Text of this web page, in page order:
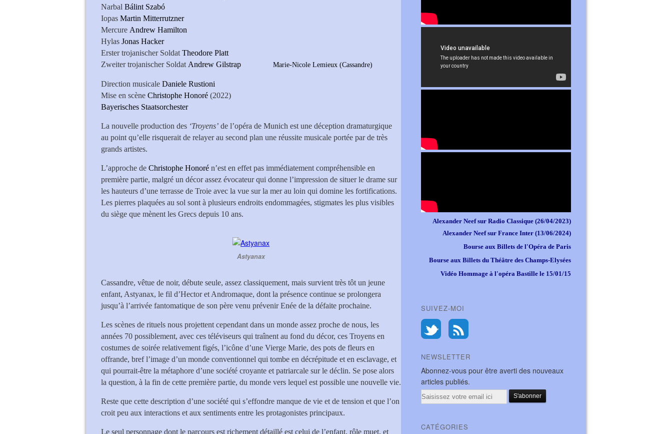
Narbal Bálint Szabó
Iopas Martin Mitterrutzner
Mercure Andrew Hamilton
Hylas Jonas Hacker
Erster trojanischer Soldat Theodore Platt
Zweiter trojanischer Soldat Andrew Gilstrap Marie-Nicole Lemieux (Cassandre)
Direction musicale Daniele Rustioni
Mise en scène Christophe Honoré (2022)
Bayerisches Staatsorchester
La nouvelle production des ‘Troyens’ de l’opéra de Munich est une déception dramaturgique
au point qu’elle risquerait de relayer au second plan une réussite musicale portée par de très
grands artistes.
L’approche de Christophe Honoré n’est en effet pas immédiatement compréhensible en
première partie, malgré un décor assez évocateur qui donne l’impression de situer le drame sur
les hauteurs d’une terrasse de Troie avec la vue sur la mer au loin qui domine les fortifications.
Les pierres plaquées au sol sont à plusieurs endroits endommagées, stigmates les plus visibles
du siège que mènent les Grecs depuis 10 ans.
Astyanax
Cassandre, vêtue de noir, débute seule, assez classiquement, mais survient très tôt un jeune
enfant, Astyanax, le fil d’Hector et Andromaque, dont la présence continue se prolongera
jusqu’à l’arrivée fantomatique de son père venu prévenir Enée de la défaite prochaine.
Les scènes de rituels nous projettent cependant dans un monde assez proche de nous, les
années 70 possiblement, avec ces téléviseurs qui traînent au fond du décor, ces Troyens en
costumes de soirée relativement figés, l’icône d’une Vierge Marie, des pots de fleurs en
offrande, bref l’image d’un monde conventionnel qui tombe en décrépitude et en esclavage, et
qui pourrait-être la métaphore d’une société croyante et patriarcale sur le déclin. Se pose alors
la question, à la fin de cette première partie, du monde vers lequel est possible une nouvelle vie.
Reste que cette description d’une société qui s’effondre manque de vie et de tension et que l’on
croit peu aux interactions et aux sentiments entre les protagonistes principaux.
Le seul personnage dont le parcours est richement détaillé est celui de l’enfant, rôle muet, et
Alexander Neef sur Radio Classique (26/04/2023)
Alexander Neef sur France Inter (13/06/2024)
Bourse aux Billets de l'Opéra de Paris
Bourse aux Billets du Théâtre des Champs-Elysées
Vidéo Hommage à l'opéra Bastille le 15/01/15
SUIVEZ-MOI
NEWSLETTER
Abonnez-vous pour être averti des nouveaux
articles publiés.
Email
CATÉGORIES